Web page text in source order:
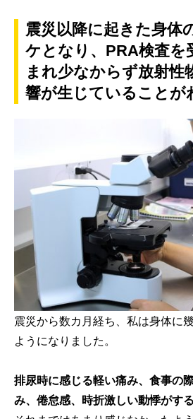
震災以降に起きた身体
ケとなり、PRA検査を
まれ少なからず放射性
響が生じていることが
震災から数カ月経ち、私は身体に
ようになりました。
排尿時に感じる軽い痛み、食事の
み、倦怠感、時折激しい動悸がする